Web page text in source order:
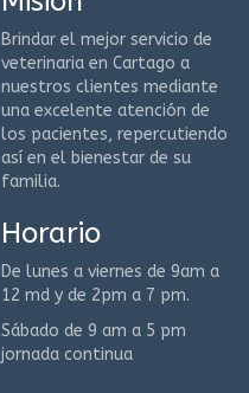
Brindar el mejor servicio de
veterinaria en Cartago a
nuestros clientes mediante
una excelente atención de
los pacientes, repercutiendo
así en el bienestar de su
familia.
Horario
De lunes a viernes de 9am a
12 md y de 2pm a 7 pm.
Sábado de 9 am a 5 pm
jornada continua